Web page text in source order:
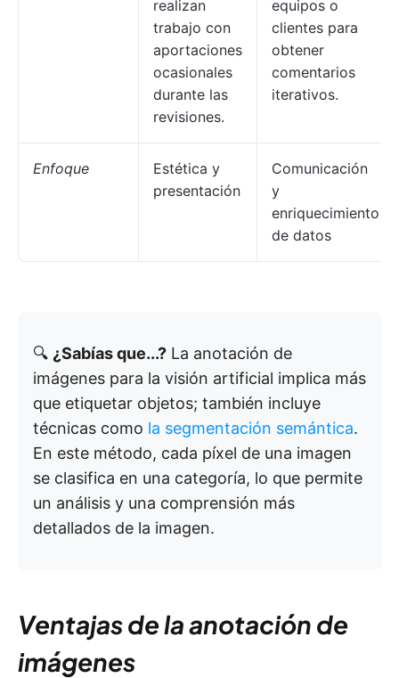
realizan
trabajo con
aportaciones
ocasionales
durante las
revisiones.
equipos o
clientes para
obtener
comentarios
iterativos.
Enfoque
Estética y
presentación
Comunicación
y
enriquecimiento
de datos
🔍 ¿Sabías que...? La anotación de
imágenes para la visión artificial implica más
que etiquetar objetos; también incluye
técnicas como la segmentación semántica.
En este método, cada píxel de una imagen
se clasifica en una categoría, lo que permite
un análisis y una comprensión más
detallados de la imagen.
Ventajas de la anotación de
imágenes